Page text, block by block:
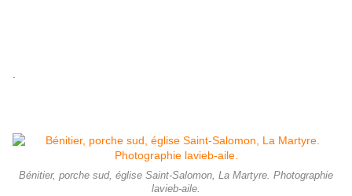
Bénitier, porche sud, église Saint-Salomon, La Martyre. Photographie
lavieb-aile.